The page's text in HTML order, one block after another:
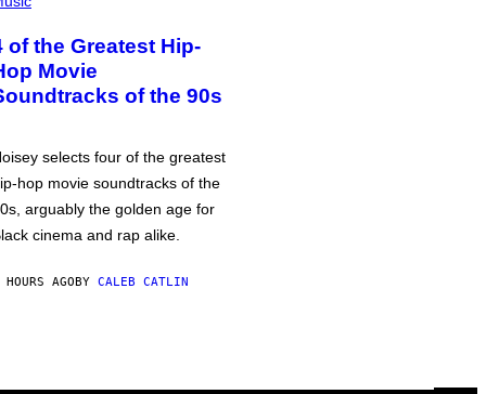
of the Greatest Hip-
Movie
of the 90s
selects four of the greatest
hop movie soundtracks of the
arguably the golden age for
cinema and rap alike.
AGOBY CALEB CATLIN